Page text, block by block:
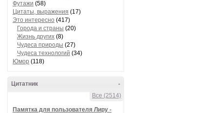
Футажи (58)
Цитаты, выражения (17)
Это интересно (417)
Города и страны (20)
Жизнь других (8)
Чудеса природы (27)
Чудеса технологий (34)
Юмор (118)
-
Цитатник
Все (2514)
Памятка для пользователя Лиру -